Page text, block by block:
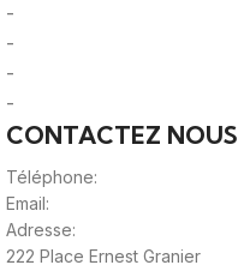
-
-
-
-
CONTACTEZ NOUS
Téléphone:
Email:
Adresse:
222 Place Ernest Granier